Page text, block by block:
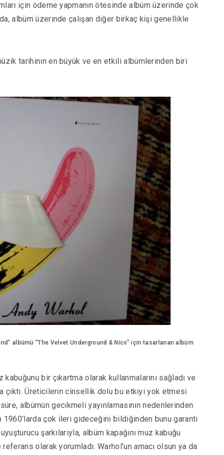
için ödeme yapmanın ötesinde albüm üzerinde çok
albüm üzerinde çalışan diğer birkaç kişi genellikle
tarihinin en büyük ve en etkili albümlerinden biri
albümü “The Velvet Underground & Nico” için tasarlanan albüm
bir çıkartma olarak kullanmalarını sağladı ve
çıktı. Üreticilerin cinsellik dolu bu etkiyi yok etmesi
albümün gecikmeli yayınlamasının nedenlerinden
1960’larda çok ileri gideceğini bildiğinden bunu garanti
şarkılarıyla, albüm kapağını muz kabuğu
olarak yorumladı. Warhol’un amacı olsun ya da